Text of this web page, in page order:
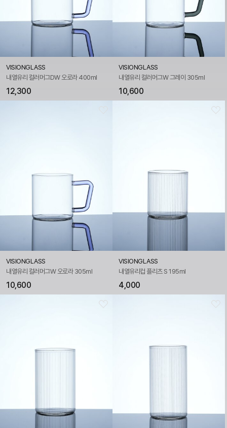
VISIONGLASS
내열유리 컬러머그DW 오로라 400ml
12,300
VISIONGLASS
내열유리 컬러머그W 그레이 305ml
10,600
VISIONGLASS
내열유리 컬러머그W 오로라 305ml
10,600
VISIONGLASS
내열유리컵 플리츠 S 195ml
4,000